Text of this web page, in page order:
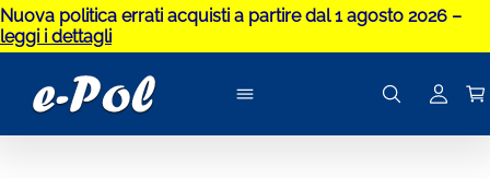
Nuova politica errati acquisti a partire dal 1 agosto 2026 –
leggi i dettagli